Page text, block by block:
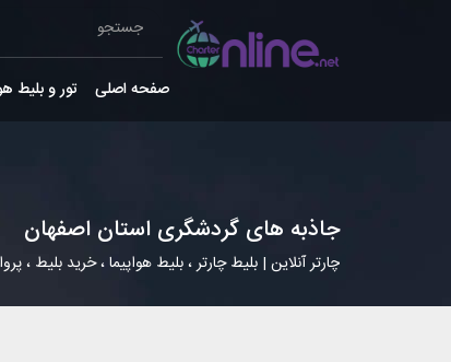
صفحه اصلی تور و بلیط
جاذبه های گردشگری استان اصفهان
چارتر آنلاین | بلیط چارتر ، بلیط هواپیما ، خرید بلیط ،